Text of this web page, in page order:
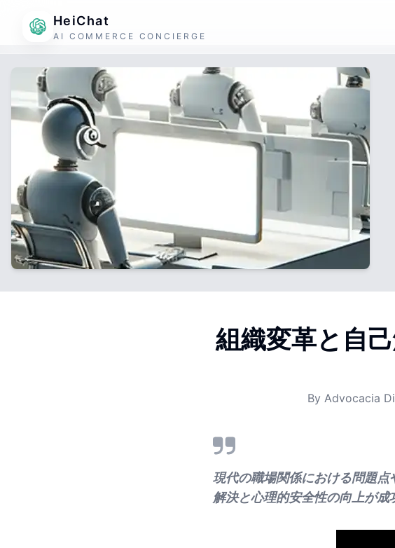
HeiChat
AI COMMERCE CONCIERGE
組織変革と自
By Advocacia
現代の職場関係における問題
解決と心理的安全性の向上が成